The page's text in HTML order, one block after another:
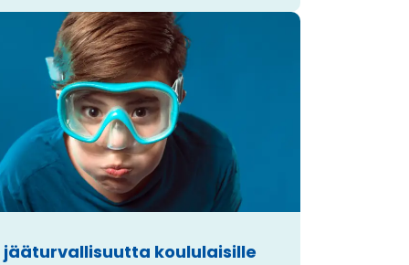
jääturvallisuutta koululaisille